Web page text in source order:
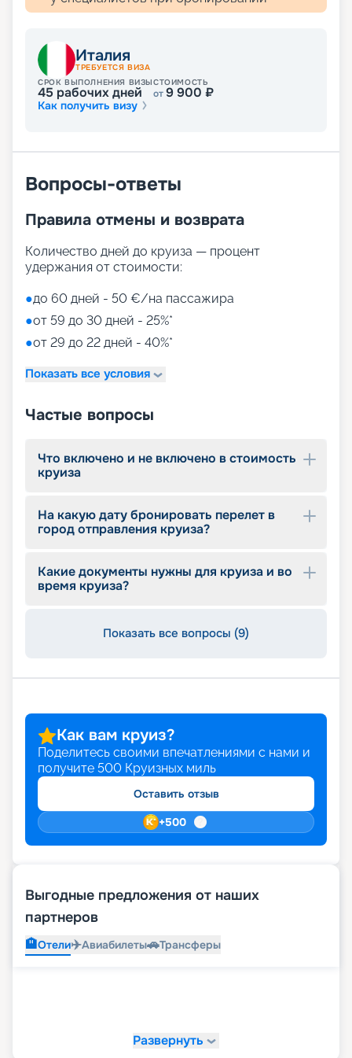
концепции. Выбирайте на свой вкус!
Развлечения на лайнере
Лайнер предлагает огромное разнообразие
На выбор представлены такие пространства:
релаксационный комплекс только для взрослых)
бассейнами, клубами, игровыми зонами)
для детей)
Aquapark (с открытыми игровыми
водными пушками, 3 водными горками с
эффектами виртуальной реальности)
мини-гольф и теннис
7 бассейнов
детский внутренний комплекс,
Италия
ТРЕБУЕТСЯ ВИЗА
СРОК ВЫПОЛНЕНИЯ ВИЗЫ
45 рабочих дней
СТОИМОСТЬ
от9 900 ₽
Как получить визу
Вопросы-ответы
Правила отмены и возврата
Количество дней до круиза — процент
удержания от стоимости:
●до 60 дней - 50 €/на пассажира
●от 59 до 30 дней - 25%*
●от 29 до 22 дней - 40%*
Показать все условия
Частые вопросы
Что включено и не включено в стоимость
круиза
На какую дату бронировать перелет в
город отправления круиза?
Какие документы нужны для круиза и во
время круиза?
Показать все вопросы (9)
Как вам круиз?
Поделитесь своими впечатлениями с нами и
получите 500 Круизных миль
Оставить отзыв
+500
Выгодные предложения от наших
партнеров
🏨Отели✈️Авиабилеты🚗Трансферы
Развернуть